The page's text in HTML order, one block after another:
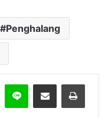
Penghalang